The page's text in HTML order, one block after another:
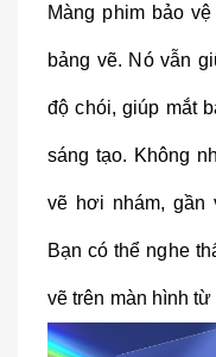
Màng phim bảo
bảng vẽ. Nó vẫn
độ chói, giúp mắt
sáng tạo. Không
vẽ hơi nhám, gần
Bạn có thể nghe
vẽ trên màn hình